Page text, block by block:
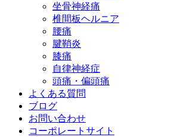
坐骨神経痛
椎間板ヘルニア
腰痛
腱鞘炎
膝痛
自律神経症
頭痛・偏頭痛
よくある質問
ブログ
お問い合わせ
コーポレートサイト